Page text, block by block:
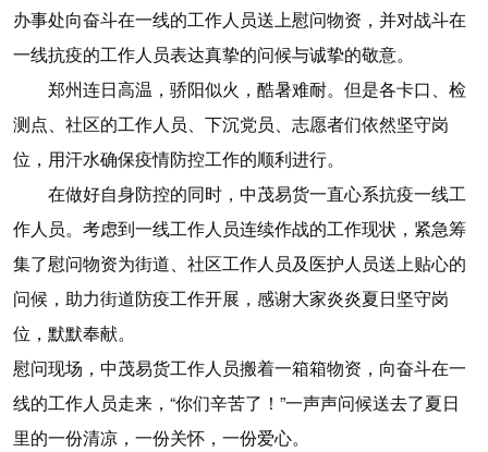
办事处向奋斗在一线的工作人员送上慰问物资，并对战斗在
一线抗疫的工作人员表达真挚的问候与诚挚的敬意。
郑州连日高温，骄阳似火，酷暑难耐。但是各卡口、检
测点、社区的工作人员、下沉党员、志愿者们依然坚守岗
位，用汗水确保疫情防控工作的顺利进行。
在做好自身防控的同时，中茂易货一直心系抗疫一线工
作人员。考虑到一线工作人员连续作战的工作现状，紧急筹
集了慰问物资为街道、社区工作人员及医护人员送上贴心的
问候，助力街道防疫工作开展，感谢大家炎炎夏日坚守岗
位，默默奉献。
慰问现场，中茂易货工作人员搬着一箱箱物资，向奋斗在一
线的工作人员走来，“你们辛苦了！”一声声问候送去了夏日
里的一份清凉，一份关怀，一份爱心。